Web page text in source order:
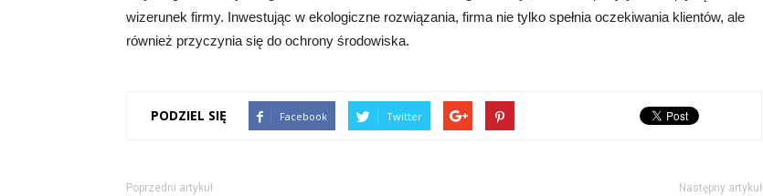
wizerunek firmy. Inwestując w ekologiczne rozwiązania, firma nie tylko spełnia oczekiwania klientów, ale
również przyczynia się do ochrony środowiska.
PODZIEL SIĘ Facebook Twitter
Poprzedni artykuł Następny artykuł